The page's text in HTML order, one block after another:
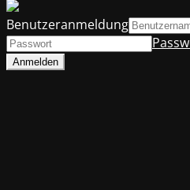
Benutzeranmeldung